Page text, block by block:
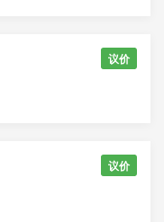
议价
议价